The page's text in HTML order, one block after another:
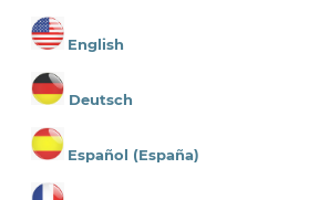
English
Deutsch
Español (España)